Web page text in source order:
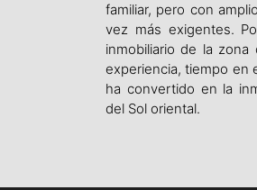
familiar, pero con
vez más exigentes.
inmobiliario de la
experiencia, tiempo en
ha convertido en la
del Sol oriental.